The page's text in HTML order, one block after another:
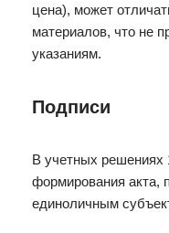
цена), может
материалов, что не
указаниям.
Подписи
В учетных решениях
формирования акта,
единоличным